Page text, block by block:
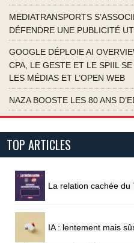
MEDIATRANSPORTS
DÉFENDRE UNE PUBLICITÉ
GOOGLE DÉPLOIE AI
CPA, LE GESTE ET LE SPIIL
LES MÉDIAS ET L’OPEN WEB
NAZA BOOSTE LES 80 ANS
TOP ARTICLES
La relation cachée du
IA : lentement mais